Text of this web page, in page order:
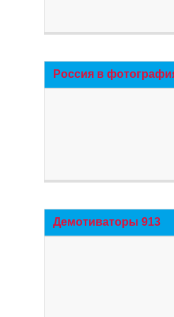
Россия в
Демотиваторы 913